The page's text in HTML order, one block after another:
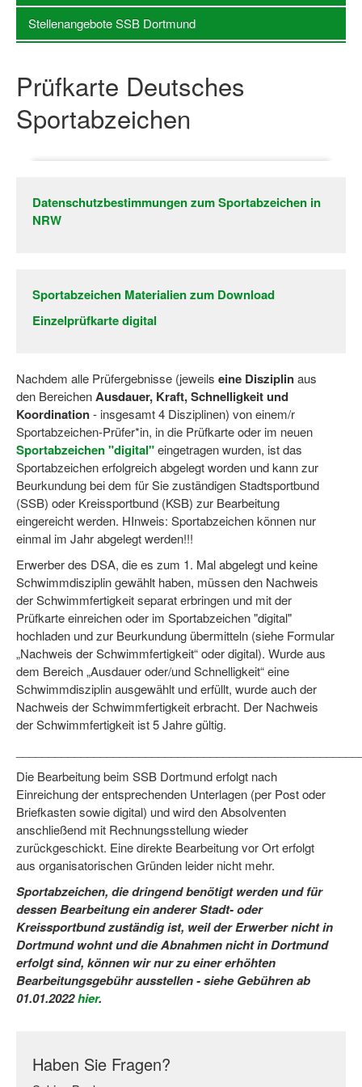
Log-in "Vereine"
SSB Qualifizierungen
Übersicht Qualifizierungswege
Erste-Hilfe-Ausbildung
Projekte
Dortmund lernt Schwimmen
Mädchen in Mannschaftssportarten
Bewegungszwerge
Bewegungskindergarten
Mini-Sportabzeichen
Sportgutschein 4.0
SportartCheck
Sport im Ganztag
Sport vor Ort
Integration durch Sport
NRW bewegt seine KINDER!
Bewegt zu Hause
Bewegt GESUND bleiben in NRW!
Aktionen zu "Bewegt Älter werden" / "Bewegt gesund
Bewegungsmodel
SSB-Sport
Gymnastik und Entspannung für Frauen
Koronarsport
Seniorensport
Stellenangebote SSB Dortmund
Prüfkarte Deutsches
Sportabzeichen
Datenschutzbestimmungen zum Sportabzeichen in
NRW
Sportabzeichen Materialien zum Download
Einzelprüfkarte digital
Nachdem alle Prüfergebnisse (jeweils eine Disziplinaus
den BereichenAusdauer, Kraft, Schnelligkeit und
Koordination- insgesamt 4 Disziplinen) von einem/r
Sportabzeichen-Prüfer*in, in die Prüfkarte oder im neuen
Sportabzeichen "digital"eingetragen wurden, ist das
Sportabzeichen erfolgreich abgelegt worden und kann zur
Beurkundung bei dem für Sie zuständigen Stadtsportbund
(SSB) oder Kreissportbund (KSB) zur Bearbeitung
eingereicht werden. HInweis: Sportabzeichen können nur
einmal im Jahr abgelegt werden!!!
Erwerber des DSA, die es zum 1. Mal abgelegt und keine
Schwimmdisziplin gewählt haben, müssen den Nachweis
der Schwimmfertigkeit separat erbringen und mit der
Prüfkarte einreichen oder im Sportabzeichen "digital"
hochladen und zur Beurkundung übermitteln (siehe Formular
„Nachweis der Schwimmfertigkeit“ oder digital). Wurde aus
dem Bereich „Ausdauer oder/und Schnelligkeit“ eine
Schwimmdisziplin ausgewählt und erfüllt, wurde auch der
Nachweis der Schwimmfertigkeit erbracht. Der Nachweis
der Schwimmfertigkeit ist 5 Jahre gültig.
Die Bearbeitung beim SSB Dortmund erfolgt nach
Einreichung der entsprechenden Unterlagen (per Post oder
Briefkasten sowie digital) und wird den Absolventen
anschließend mit Rechnungsstellung wieder
zurückgeschickt. Eine direkte Bearbeitung vor Ort erfolgt
aus organisatorischen Gründen leider nicht mehr.
Sportabzeichen, die dringend benötigt werden und für
dessen Bearbeitung ein anderer Stadt- oder
Kreissportbund zuständig ist, weil der Erwerber nicht in
Dortmund wohnt und die Abnahmen nicht in Dortmund
erfolgt sind, können wir nur zu einer erhöhten
Bearbeitungsgebühr ausstellen - siehe Gebühren ab
01.01.2022hier.
Haben Sie Fragen?